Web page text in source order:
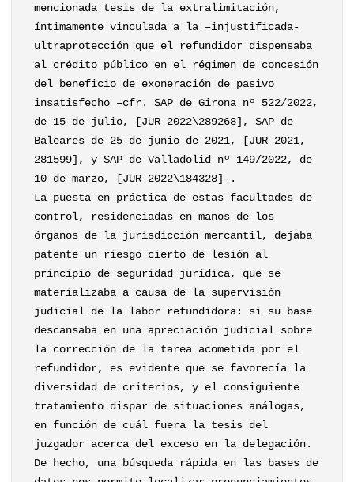
mencionada tesis de la extralimitación,
íntimamente vinculada a la –injustificada-
ultraprotección que el refundidor dispensaba
al crédito público en el régimen de concesión
del beneficio de exoneración de pasivo
insatisfecho –cfr. SAP de Girona nº 522/2022,
de 15 de julio, [JUR 2022\289268], SAP de
Baleares de 25 de junio de 2021, [JUR 2021,
281599], y SAP de Valladolid nº 149/2022, de
10 de marzo, [JUR 2022\184328]-.
La puesta en práctica de estas facultades de
control, residenciadas en manos de los
órganos de la jurisdicción mercantil, dejaba
patente un riesgo cierto de lesión al
principio de seguridad jurídica, que se
materializaba a causa de la supervisión
judicial de la labor refundidora: si su base
descansaba en una apreciación judicial sobre
la corrección de la tarea acometida por el
refundidor, es evidente que se favorecía la
diversidad de criterios, y el consiguiente
tratamiento dispar de situaciones análogas,
en función de cuál fuera la tesis del
juzgador acerca del exceso en la delegación.
De hecho, una búsqueda rápida en las bases de